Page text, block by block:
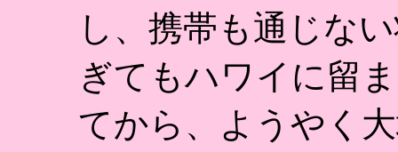
し、携帯も通じな
ぎてもハワイに留
てから、ようやく